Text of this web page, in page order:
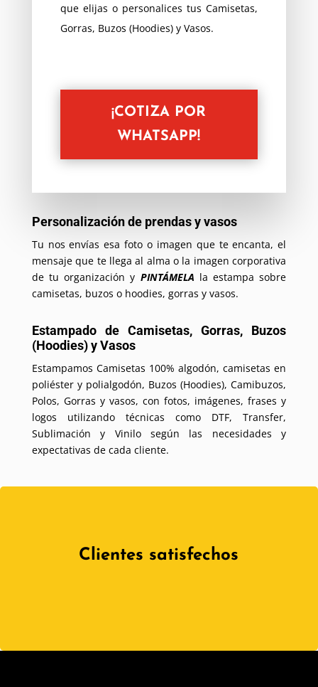
que elijas o personalices tus Camisetas,
Gorras, Buzos (Hoodies) y Vasos.
¡COTIZA POR
WHATSAPP!
Personalización de prendas y vasos
Tu nos envías esa foto o imagen que te encanta, el
mensaje que te llega al alma o la imagen corporativa
de tu organización y PINTÁMELA la estampa sobre
camisetas, buzos o hoodies, gorras y vasos.
Estampado de Camisetas, Gorras, Buzos
(Hoodies) y Vasos
Estampamos Camisetas 100% algodón, camisetas en
poliéster y polialgodón, Buzos (Hoodies), Camibuzos,
Polos, Gorras y vasos, con fotos, imágenes, frases y
logos utilizando técnicas como DTF, Transfer,
Sublimación y Vinilo según las necesidades y
expectativas de cada cliente.
Clientes satisfechos